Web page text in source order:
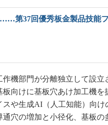
第37回優秀板金製品技能
機部門が分離独立して設立
向けに基板穴あけ加工機を
や生成AI（人工知能）向け
穴の増加と小径化、基板の